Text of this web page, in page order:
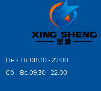
Пн - Пт:08:30 - 22:00
Сб - Вс:09:30 - 22:00